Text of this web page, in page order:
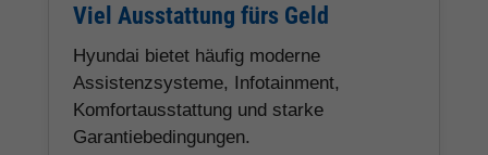
Viel Ausstattung fürs Geld
Hyundai bietet häufig moderne
Assistenzsysteme, Infotainment,
Komfortausstattung und starke
Garantiebedingungen.